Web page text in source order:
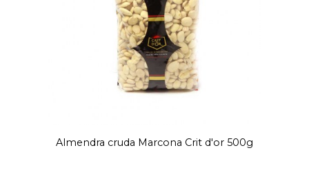
Almendra cruda Marcona Crit d'or 500g